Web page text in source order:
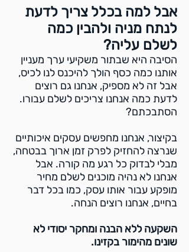
אבל למה בכלל צריך לדעת
לנתח מניה ולהבין כמה
לשלם עליה?
הסיבה היא שבתור משקיעי ערך מעניין
אותנו כמה כסף הולך להיכנס לנו לכיס,
אבל זה לא מספיק, אנחנו גם רוצים
לדעת כמה אנחנו צריכים לשלם עבורו.
הסתבכתם?
בקיצור, אנחנו מחפשים עסקים איכותיים
שנרצה להחזיק לפרק זמן ארוך בבטחה,
מבלי לבדוק כל רגע מה קורה. אבל
אנחנו לא נהיה מוכנים לשלם מחיר
מופקע עבור אותו עסק, כמו בכל דבר
בחיים, אנחנו רוצים הנחה.
השקעה ללא הבנה ומחקר יסודי לא
שונים מהימור בקזינו.